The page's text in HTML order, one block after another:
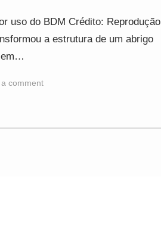
uso do BDM Crédito: Reprodução
a estrutura de um abrigo
em…
comment